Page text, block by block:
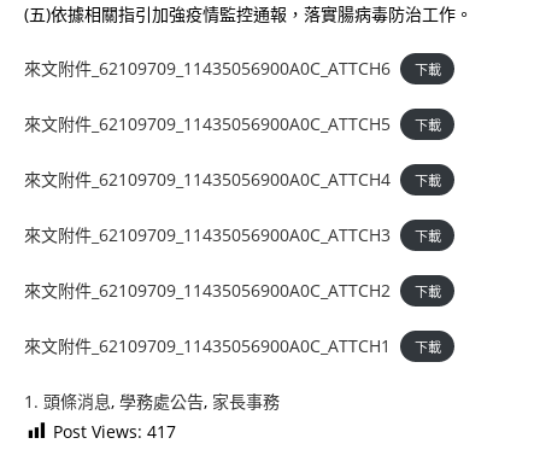
(五)依據相關指引加強疫情監控通報，落實腸病毒防治工作。
來文附件_62109709_11435056900A0C_ATTCH6 下載
來文附件_62109709_11435056900A0C_ATTCH5 下載
來文附件_62109709_11435056900A0C_ATTCH4 下載
來文附件_62109709_11435056900A0C_ATTCH3 下載
來文附件_62109709_11435056900A0C_ATTCH2 下載
來文附件_62109709_11435056900A0C_ATTCH1 下載
1. 頭條消息, 學務處公告, 家長事務
Post Views: 417